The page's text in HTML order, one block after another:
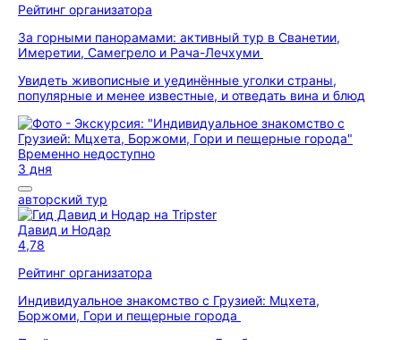
Рейтинг организатора
За горными панорамами: активный тур в Сванетии,
Имеретии, Самегрело и Рача-Лечхуми
Увидеть живописные и уединённые уголки страны,
популярные и менее известные, и отведать вина и блюд
Временно недоступно
3 дня
авторский тур
Давид и Нодар
4,78
Рейтинг организатора
Индивидуальное знакомство с Грузией: Мцхета,
Боржоми, Гори и пещерные города